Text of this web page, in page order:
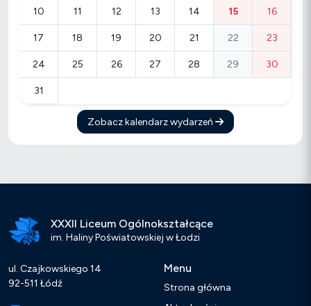
10 11 12 13 14 15 16
17 18 19 20 21 22 23
24 25 26 27 28 29 30
31
Zobacz kalendarz wydarzeń
XXXII Liceum Ogólnokształcące
im. Haliny Poświatowskiej w Łodzi
ul. Czajkowskiego 14
92-511 Łódź
Menu
Strona główna